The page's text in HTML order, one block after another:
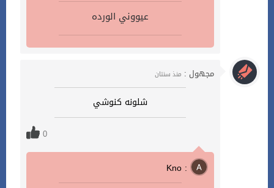
عيووني الورده
مجهول : منذ سنتان
شلونه كنوشي
0
Kno :